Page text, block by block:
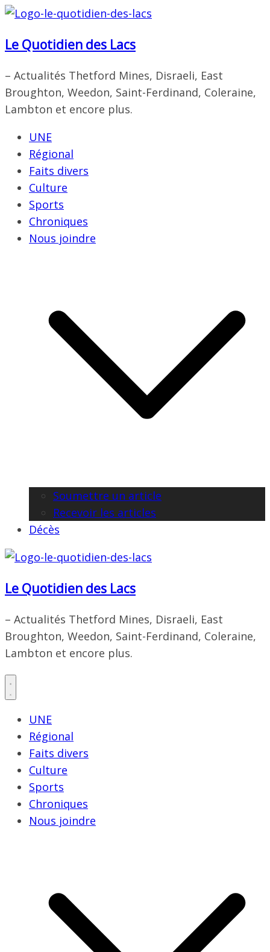
Passer
contenu
Le Quotidien des Lacs
– Actualités Thetford Mines, Disraeli, East
Broughton, Weedon, Saint-Ferdinand, Coleraine,
Lambton et encore plus.
UNE
Régional
Faits divers
Culture
Sports
Chroniques
Nous joindre
Soumettre un article
Recevoir les articles
Décès
Le Quotidien des Lacs
– Actualités Thetford Mines, Disraeli, East
Broughton, Weedon, Saint-Ferdinand, Coleraine,
Lambton et encore plus.
UNE
Régional
Faits divers
Culture
Sports
Chroniques
Nous joindre